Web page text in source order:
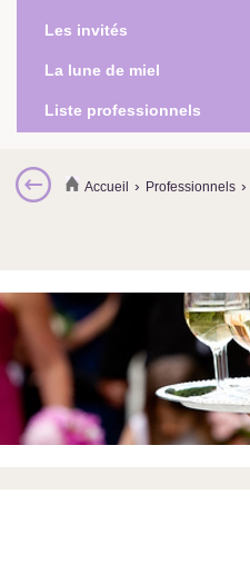
Les invités
La lune de miel
Liste professionnels
Accueil › Professionnels ›